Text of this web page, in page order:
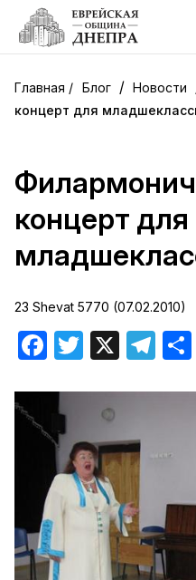
Блог / Новости
концерт для
концерт для
23 Shevat 5770 (07.02.2010)
Facebook
Twitter